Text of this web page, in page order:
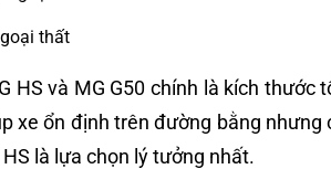
thất
HS và MG G50 chính là kích
xe ổn định trên đường bằng
là lựa chọn lý tưởng nhất.